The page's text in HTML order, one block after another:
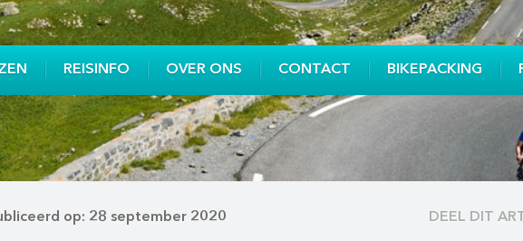
REISINFO OVER ONS CONTACT BIKEPACKING
op: 28 september 2020 DEEL DIT